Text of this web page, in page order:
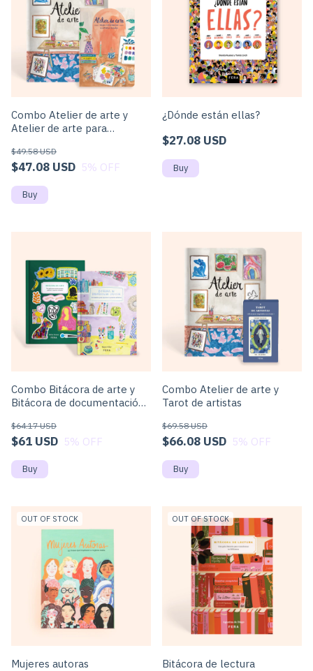
Combo Atelier de arte y
Atelier de arte para
$47.08 USD
$49.58 USD
5% OFF
¿Dónde están ellas?
$27.08 USD
Combo Bitácora de arte y
Bitácora de documentación
$61 USD
$64.17 USD
5% OFF
Combo Atelier de arte y
Tarot de artistas
$66.08 USD
$69.58 USD
5% OFF
OUT OF STOCK
Mujeres autoras
OUT OF STOCK
Bitácora de lectura